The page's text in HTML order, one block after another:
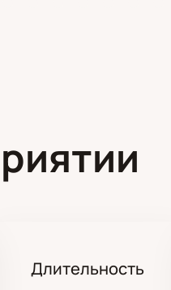
Длительность